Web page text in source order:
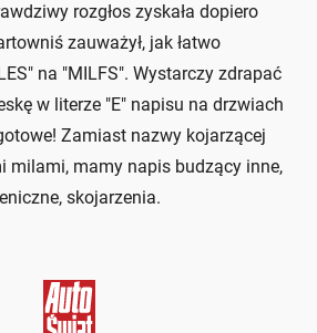
rozgłos zyskała dopiero
zauważył, jak łatwo
na "MILFS". Wystarczy zdrapać
w literze "E" napisu na drzwiach
Zamiast nazwy kojarzącej
milami, mamy napis budzący inne,
skojarzenia.